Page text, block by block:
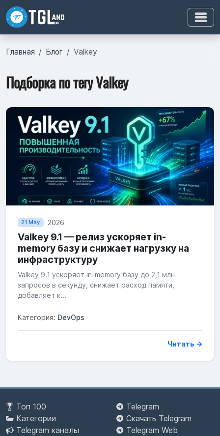
Главная Блог Valkey
Подборка по тегу Valkey
21 May 2026
Valkey 9.1 — релиз ускоряет in-
memory базу и снижает нагрузку на
инфраструктуру
Valkey 9.1 ускоряет in-memory базу до 2,1 млн
запросов в секунду, снижает расход памяти,
добавляет к...
Категория: DevOps
Читать →
Топ 100
Категории
Telegram каналы
Telegram
Скачать Telegram
Telegram Web